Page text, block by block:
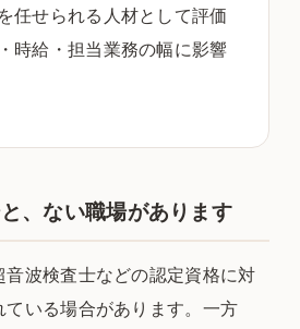
任せられる人材として評価
時給・担当業務の幅に影響
、ない職場があります
波検査士などの認定資格に対
ている場合があります。一方